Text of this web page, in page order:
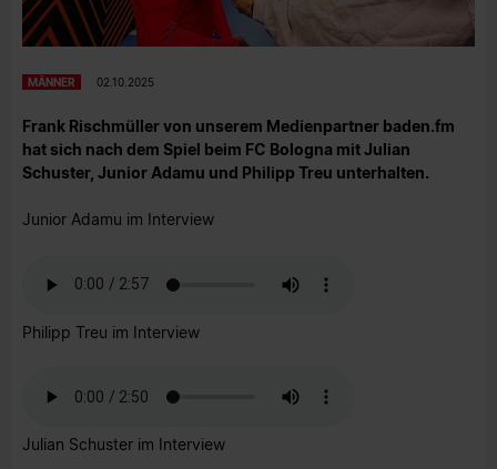
MÄNNER 02.10.2025
Frank Rischmüller von unserem Medienpartner baden.fm
hat sich nach dem Spiel beim FC Bologna mit Julian
Schuster, Junior Adamu und Philipp Treu unterhalten.
Junior Adamu im Interview
Philipp Treu im Interview
Julian Schuster im Interview